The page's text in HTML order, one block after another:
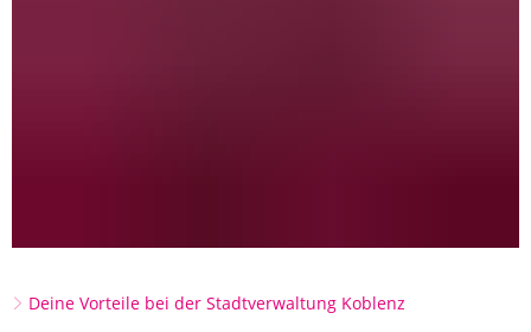
Deine Vorteile bei der Stadtverwaltung Koblenz